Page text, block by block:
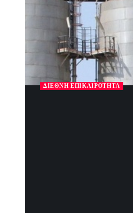
ΔΙΕΘΝΉ ΕΠΙΚΑΙΡΌΤΗΤΑ